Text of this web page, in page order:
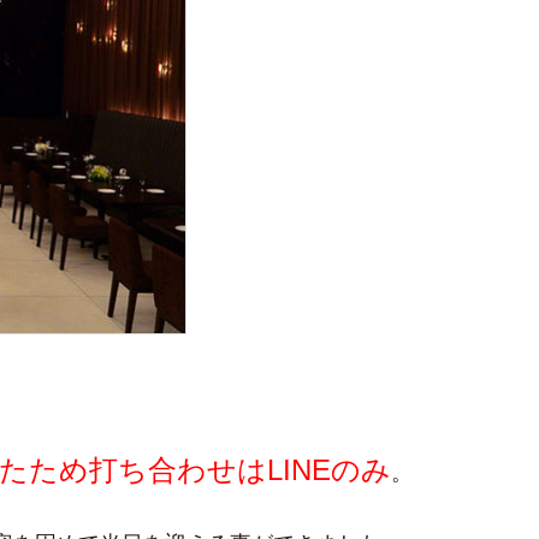
ため打ち合わせはLINEのみ 。